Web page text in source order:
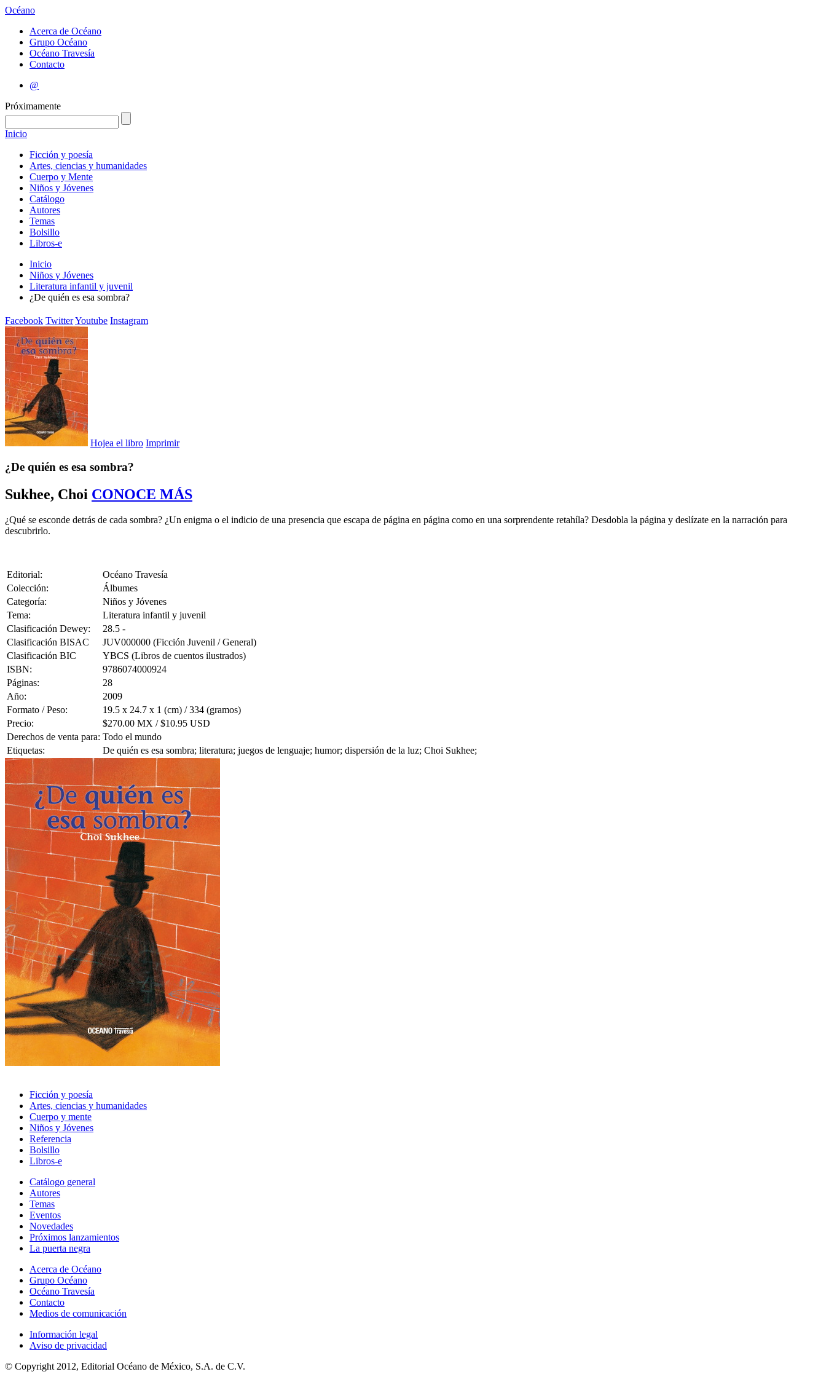
Océano
Acerca de Océano
Grupo Océano
Océano Travesía
Contacto
@
Próximamente
Inicio
Ficción y poesía
Artes, ciencias y humanidades
Cuerpo y Mente
Niños y Jóvenes
Catálogo
Autores
Temas
Bolsillo
Libros-e
Inicio
Niños y Jóvenes
Literatura infantil y juvenil
¿De quién es esa sombra?
Facebook TwitterYoutube Instagram
Hojea el libro Imprimir
¿De quién es esa sombra?
Sukhee, Choi CONOCE MÁS
¿Qué se esconde detrás de cada sombra? ¿Un enigma o el indicio de una presencia que escapa de página en página como en una sorprendente retahíla? Desdobla la página y deslízate en la narración para
descubrirlo.
Editorial:
Océano Travesía
Colección:
Álbumes
Categoría:
Niños y Jóvenes
Tema:
Literatura infantil y juvenil
Clasificación Dewey:
28.5 -
Clasificación BISAC
JUV000000 (Ficción Juvenil / General)
Clasificación BIC
YBCS (Libros de cuentos ilustrados)
ISBN:
9786074000924
Páginas:
28
Año:
2009
Formato / Peso:
19.5 x 24.7 x 1 (cm) / 334 (gramos)
Precio:
$270.00 MX / $10.95 USD
Derechos de venta para: Todo el mundo
Etiquetas:
De quién es esa sombra; literatura; juegos de lenguaje; humor; dispersión de la luz; Choi Sukhee;
Ficción y poesía
Artes, ciencias y humanidades
Cuerpo y mente
Niños y Jóvenes
Referencia
Bolsillo
Libros-e
Catálogo general
Autores
Temas
Eventos
Novedades
Próximos lanzamientos
La puerta negra
Acerca de Océano
Grupo Océano
Océano Travesía
Contacto
Medios de comunicación
Información legal
Aviso de privacidad
© Copyright 2012, Editorial Océano de México, S.A. de C.V.